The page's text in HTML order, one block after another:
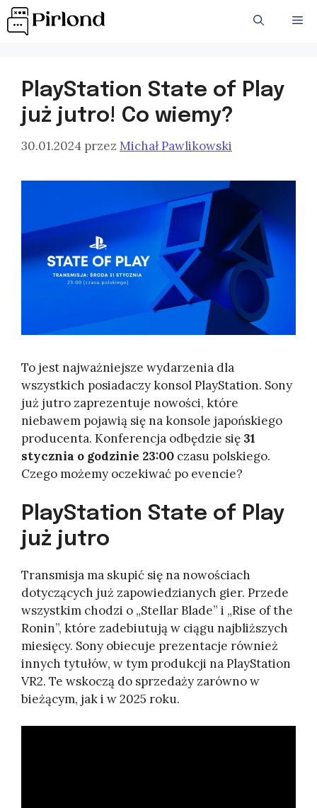
Przejdź
do
PlayStation State of Play
już jutro! Co wiemy?
30.01.2024 przez Michał Pawlikowski
To jest najważniejsze wydarzenia dla
wszystkich posiadaczy konsol PlayStation. Sony
już jutro zaprezentuje nowości, które
niebawem pojawią się na konsole japońskiego
producenta. Konferencja odbędzie się 31
stycznia o godzinie 23:00 czasu polskiego.
Czego możemy oczekiwać po evencie?
PlayStation State of Play
już jutro
Transmisja ma skupić się na nowościach
dotyczących już zapowiedzianych gier. Przede
wszystkim chodzi o „Stellar Blade” i „Rise of the
Ronin”, które zadebiutują w ciągu najbliższych
miesięcy. Sony obiecuje prezentacje również
innych tytułów, w tym produkcji na PlayStation
VR2. Te wskoczą do sprzedaży zarówno w
bieżącym, jak i w 2025 roku.